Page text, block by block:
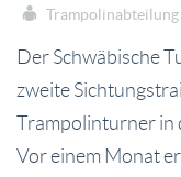
Trampolinabteilung
Der Schwäbische
zweite
Trampolinturner in
Vor einem Monat